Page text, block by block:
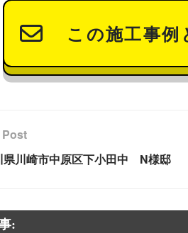
この施工事例
県川崎市中原区下小田中 N様邸
: